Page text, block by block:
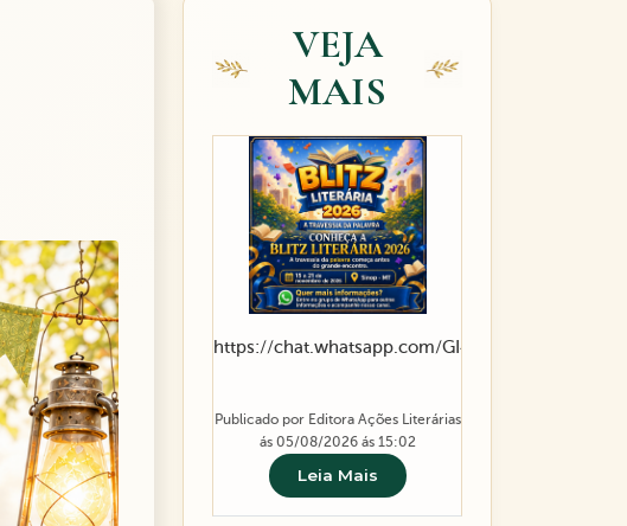
VEJA
MAIS
https://chat.whatsapp.com/
Publicado por Editora Ações Literárias
ás 05/08/2026 ás 15:02
Leia Mais